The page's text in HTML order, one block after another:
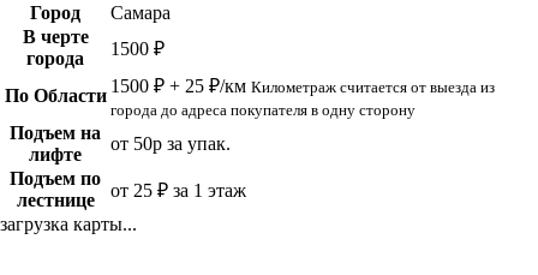
Город
Самара
В черте
города
1500 ₽
По Области 1500 ₽ + 25 ₽/км Километраж считается от выезда из
города до адреса покупателя в одну сторону
Подъем на
лифте
от 50р за упак.
Подъем по
лестнице
от 25 ₽ за 1 этаж
загрузка карты...